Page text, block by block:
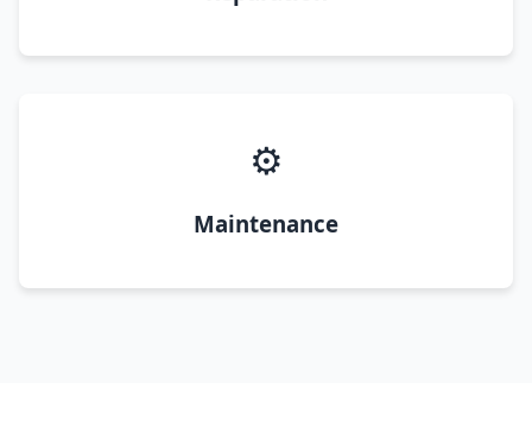
⚙️
Maintenance